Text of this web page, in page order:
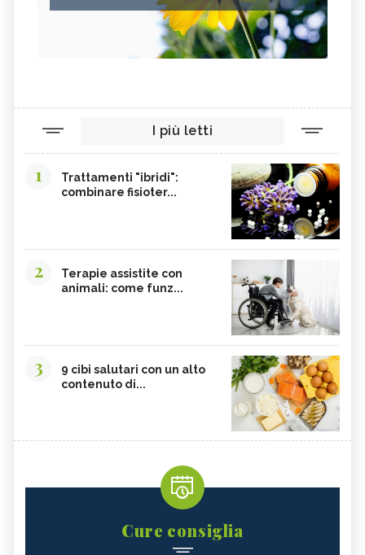
I più letti
1
Trattamenti "ibridi":
combinare fisioter...
2
Terapie assistite con
animali: come funz...
3
9 cibi salutari con un alto
contenuto di...
Cure consiglia